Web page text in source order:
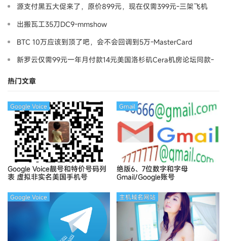
源支付黑五大促来了，原价899元，现在仅需399元-三架飞机
出搬瓦工35刀DC9-mmshow
BTC 10万应该到顶了吧，会不会回调到5万-MasterCard
新罗云仅需99元一年月付款14元美国洛杉矶Cera机房论坛同款-
热门文章
Google Voice靓号和特价号码列
表 虚拟非实名美国手机号
Google Voice
绝版6、7位数字和字母
Gmail/Google账号
Gmail
Google Voice 主机域名网站